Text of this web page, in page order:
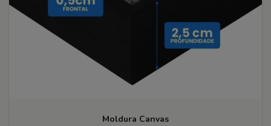
Moldura Canvas